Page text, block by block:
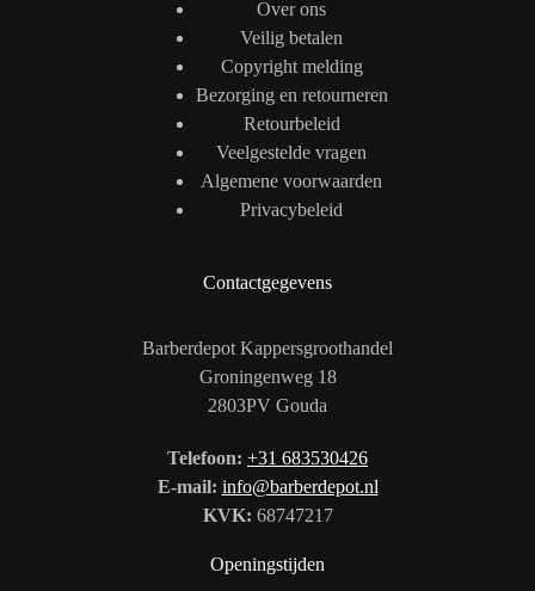
Over ons
Veilig betalen
Copyright melding
Bezorging en retourneren
Retourbeleid
Veelgestelde vragen
Algemene voorwaarden
Privacybeleid
Contactgegevens
Barberdepot Kappersgroothandel
Groningenweg 18
2803PV Gouda
Telefoon: +31 683530426
E-mail: info@barberdepot.nl
KVK: 68747217
Openingstijden